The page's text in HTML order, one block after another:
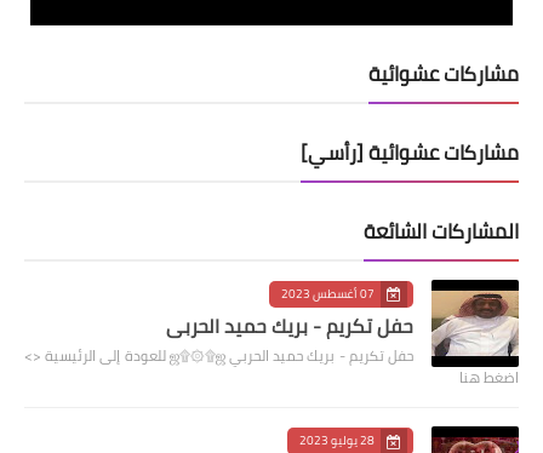
مشاركات عشوائية
مشاركات عشوائية [رأسي]
المشاركات الشائعة
07 أغسطس 2023
حفل تكريم - بريك حميد الحربي
حفل تكريم - بريك حميد الحربي ஜ۩۞۩ஜ للعودة إلى الرئيسية <>
اضغط هنا
28 يوليو 2023